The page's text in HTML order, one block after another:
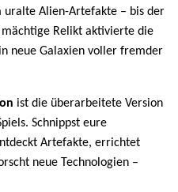
uralte Alien-Artefakte – bis der
mächtige Relikt aktivierte die
neue Galaxien voller fremder
ist die überarbeitete Version
Schnippst eure
Artefakte, errichtet
neue Technologien –